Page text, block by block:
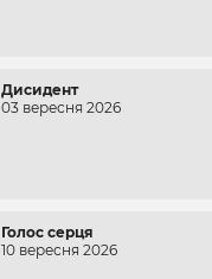
Дисидент
03 вересня 2026
Голос серця
10 вересня 2026